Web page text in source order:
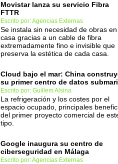
Movistar lanza su servicio Fibra
FTTR
Escrito por: Agencias Externas
Se instala sin necesidad de obras en
casa gracias a un cable de fibra
extremadamente fino e invisible que
preserva la estética de cada casa.
Cloud bajo el mar: China
su primer centro de datos
Escrito por: Guillem Alsina
La refrigeración y los costes por el
espacio ocupado, principales
del primer proyecto comercial de
tipo.
Google inaugura su centro de
ciberseguridad en Málaga
Escrito por: Agencias Externas